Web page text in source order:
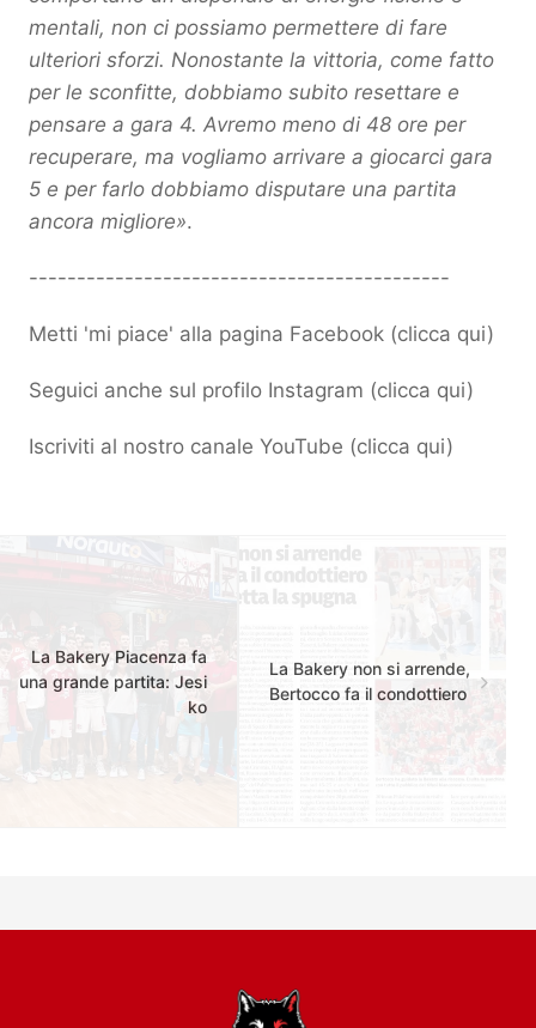
mentali, non ci possiamo permettere di fare
ulteriori sforzi. Nonostante la vittoria, come fatto
per le sconfitte, dobbiamo subito resettare e
pensare a gara 4. Avremo meno di 48 ore per
recuperare, ma vogliamo arrivare a giocarci gara
5 e per farlo dobbiamo disputare una partita
ancora migliore».
--------------------------------------------
Metti 'mi piace' alla pagina Facebook (clicca qui)
Seguici anche sul profilo Instagram (clicca qui)
Iscriviti al nostro canale YouTube (clicca qui)
La Bakery Piacenza fa
una grande partita: Jesi
ko
La Bakery non si arrende,
Bertocco fa il condottiero